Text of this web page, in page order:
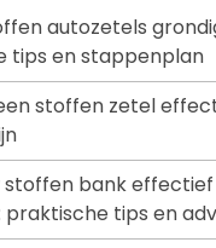
autozetels
tips en stappenplan
stoffen zetel
stoffen bank
praktische tips en